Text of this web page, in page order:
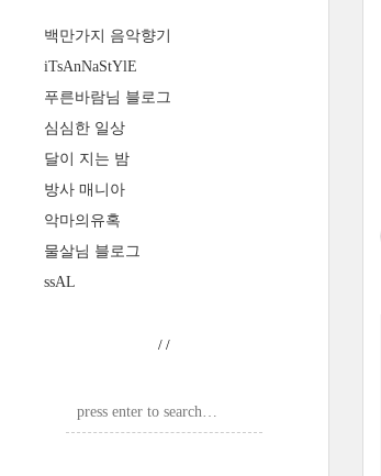
백만가지 음악향기
iTsAnNaStYlE
푸른바람님 블로그
심심한 일상
달이 지는 밤
방사 매니아
악마의유혹
물살님 블로그
ssAL
/ /